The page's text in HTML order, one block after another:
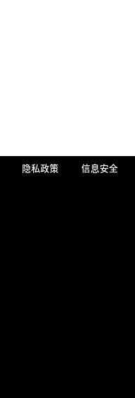
隐私政策 信息安全